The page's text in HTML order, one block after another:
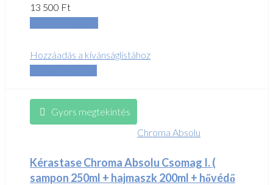
13 500 Ft
Hozzáadás a kívánságlistához
Gyors megtekintés
Chroma Absolu
Kérastase Chroma Absolu Csomag I. (
sampon 250ml + hajmaszk 200ml + hővédő